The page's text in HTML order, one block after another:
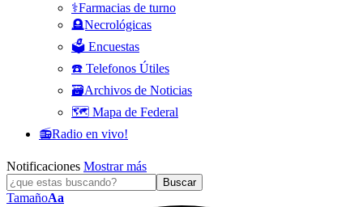
⚕️Farmacias de turno
🪦Necrológicas
🗳️ Encuestas
☎️ Telefonos Útiles
🗃️Archivos de Noticias
🗺️ Mapa de Federal
📻Radio en vivo!
Notificaciones Mostrar más
TamañoAa